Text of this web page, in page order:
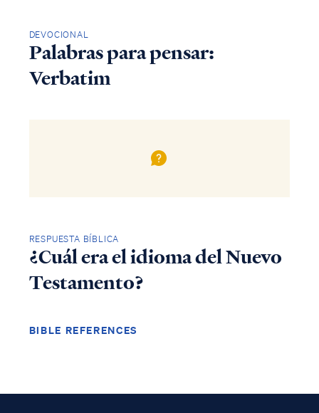
DEVOCIONAL
Palabras para pensar:
Verbatim
RESPUESTA BÍBLICA
¿Cuál era el idioma del Nuevo
Testamento?
BIBLE REFERENCES